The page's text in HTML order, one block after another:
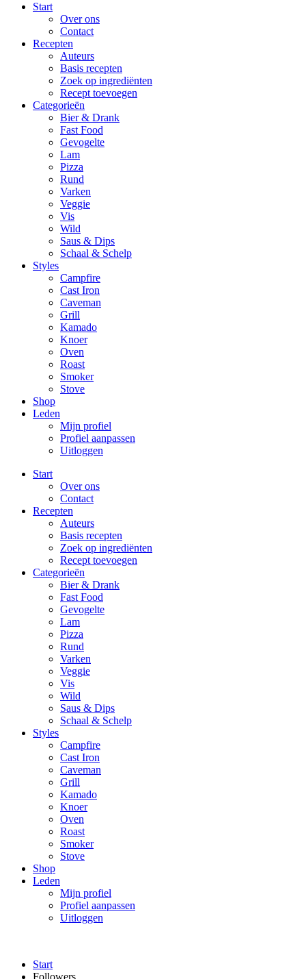
Start
Over ons
Contact
Recepten
Auteurs
Basis recepten
Zoek op ingrediënten
Recept toevoegen
Categorieën
Bier & Drank
Fast Food
Gevogelte
Lam
Pizza
Rund
Varken
Veggie
Vis
Wild
Saus & Dips
Schaal & Schelp
Styles
Campfire
Cast Iron
Caveman
Grill
Kamado
Knoer
Oven
Roast
Smoker
Stove
Shop
Leden
Mijn profiel
Profiel aanpassen
Uitloggen
Start
Over ons
Contact
Recepten
Auteurs
Basis recepten
Zoek op ingrediënten
Recept toevoegen
Categorieën
Bier & Drank
Fast Food
Gevogelte
Lam
Pizza
Rund
Varken
Veggie
Vis
Wild
Saus & Dips
Schaal & Schelp
Styles
Campfire
Cast Iron
Caveman
Grill
Kamado
Knoer
Oven
Roast
Smoker
Stove
Shop
Leden
Mijn profiel
Profiel aanpassen
Uitloggen
Start
Followers